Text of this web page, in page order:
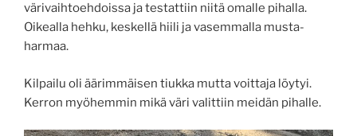
värivaihtoehdoissa ja testattiin niitä omalle pihalla.
Oikealla hehku, keskellä hiili ja vasemmalla musta-
harmaa.
Kilpailu oli äärimmäisen tiukka mutta voittaja löytyi.
Kerron myöhemmin mikä väri valittiin meidän pihalle.